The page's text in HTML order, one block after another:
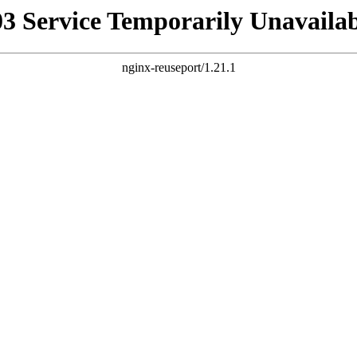
Service Temporarily
nginx-reuseport/1.21.1